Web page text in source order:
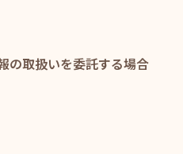
の取扱いを委託する場合